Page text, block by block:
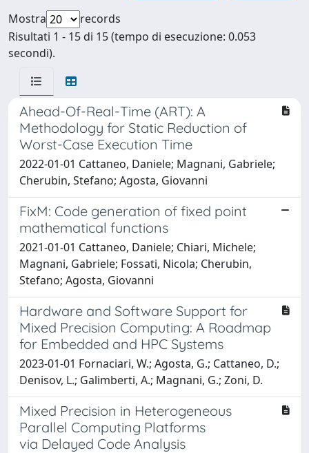
Mostra
records
Risultati 1 - 15 di 15 (tempo di esecuzione: 0.053
secondi).
Ahead-Of-Real-Time (ART): A
Methodology for Static Reduction of
Worst-Case Execution Time
2022-01-01 Cattaneo, Daniele; Magnani, Gabriele;
Cherubin, Stefano; Agosta, Giovanni
FixM: Code generation of fixed point
mathematical functions
2021-01-01 Cattaneo, Daniele; Chiari, Michele;
Magnani, Gabriele; Fossati, Nicola; Cherubin,
Stefano; Agosta, Giovanni
Hardware and Software Support for
Mixed Precision Computing: A Roadmap
for Embedded and HPC Systems
2023-01-01 Fornaciari, W.; Agosta, G.; Cattaneo, D.;
Denisov, L.; Galimberti, A.; Magnani, G.; Zoni, D.
Mixed Precision in Heterogeneous
Parallel Computing Platforms
via Delayed Code Analysis